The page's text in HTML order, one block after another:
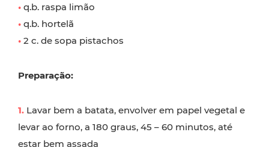
• q.b. raspa limão
• q.b. hortelã
• 2 c. de sopa pistachos
Preparação:
1. Lavar bem a batata, envolver em papel vegetal e
levar ao forno, a 180 graus, 45 – 60 minutos, até
estar bem assada